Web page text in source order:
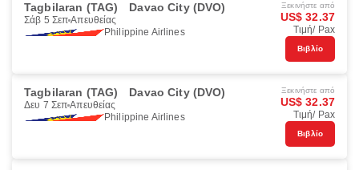
Tagbilaran (TAG) Davao City (DVO)
Σάβ 5 Σεπ Απευθείας
Philippine Airlines
Ξεκινήστε από
US$ 32.37
Τιμή/ Pax
Βιβλίο
Tagbilaran (TAG) Davao City (DVO)
Δευ 7 Σεπ Απευθείας
Philippine Airlines
Ξεκινήστε από
US$ 32.37
Τιμή/ Pax
Βιβλίο